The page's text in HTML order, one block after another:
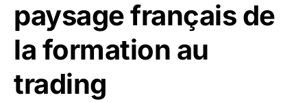
paysage français de
la formation au
trading